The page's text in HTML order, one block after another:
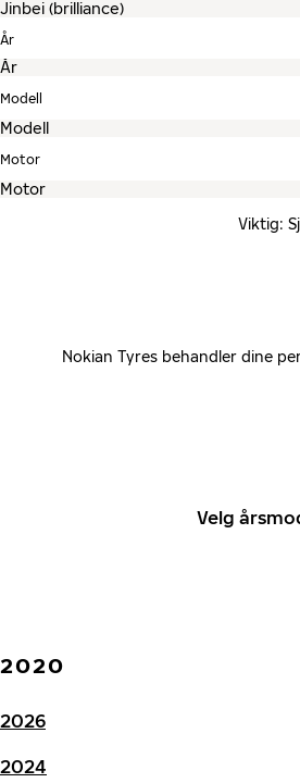
År
Modell
Motor
Viktig:
Nokian Tyres behandler dine
Velg
2020
2026
2024